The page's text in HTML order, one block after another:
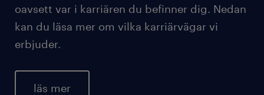
oavsett var i karriären du befinner dig. Nedan
kan du läsa mer om vilka karriärvägar vi
erbjuder.
läs mer